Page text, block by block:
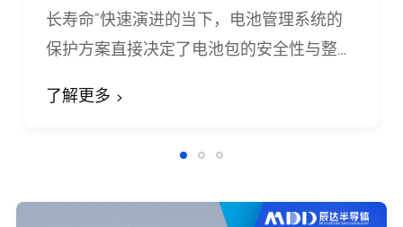
长寿命”快速演进的当下，电池管理系统的
保护方案直接决定了电池包的安全性与整车
表面贴装TVS二极管，凭借1000W峰值脉
了解更多